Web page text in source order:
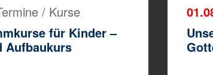
/ Kurse
für Kinder –
Aufbaukurs